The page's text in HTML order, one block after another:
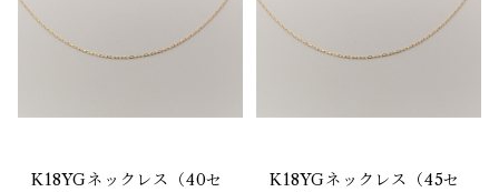
K18YGネックレス（40セ
K18YGネックレス（45セ